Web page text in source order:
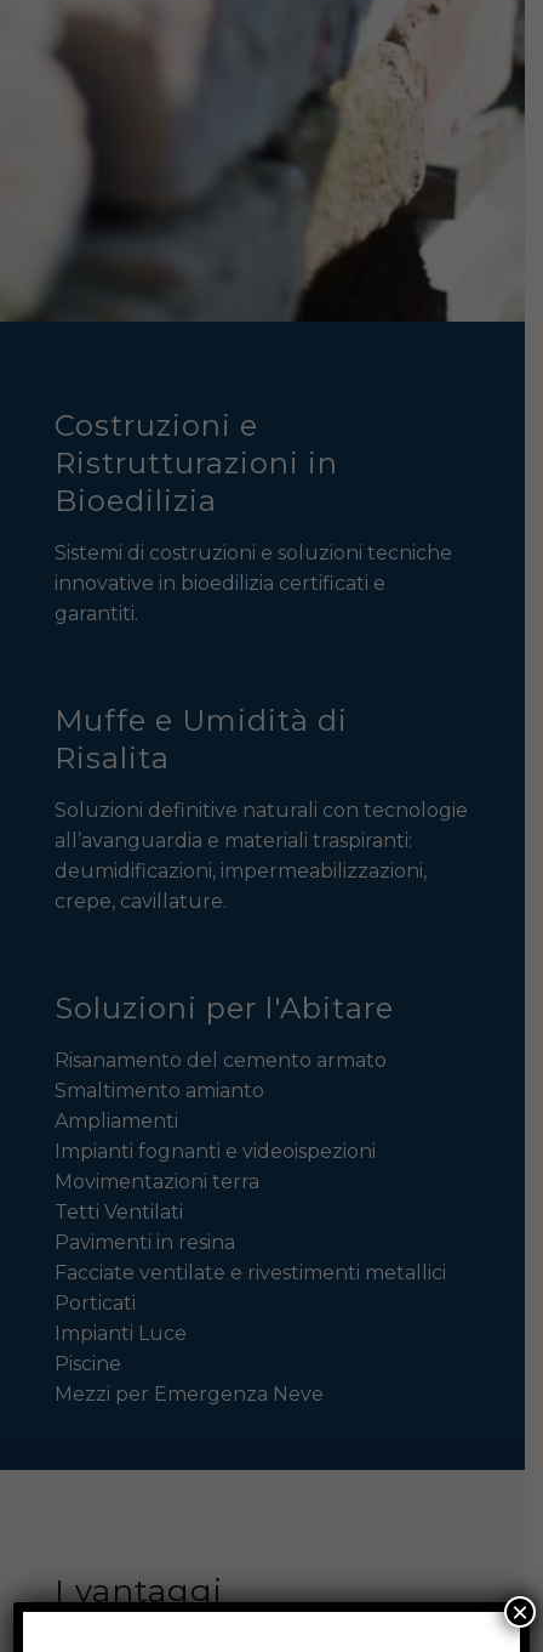
Costruzioni e
Ristrutturazioni in
Bioedilizia
Sistemi di costruzioni e soluzioni tecniche
innovative in bioedilizia certificati e
garantiti.
Muffe e Umidità di
Risalita
Soluzioni definitive naturali con tecnologie
all’avanguardia e materiali traspiranti:
deumidificazioni, impermeabilizzazioni,
crepe, cavillature.
Soluzioni per l'Abitare
Risanamento del cemento armato
Smaltimento amianto
Ampliamenti
Impianti fognanti e videoispezioni
Movimentazioni terra
Tetti Ventilati
Pavimenti in resina
Facciate ventilate e rivestimenti metallici
Porticati
Impianti Luce
Piscine
Mezzi per Emergenza Neve
I vantaggi
×